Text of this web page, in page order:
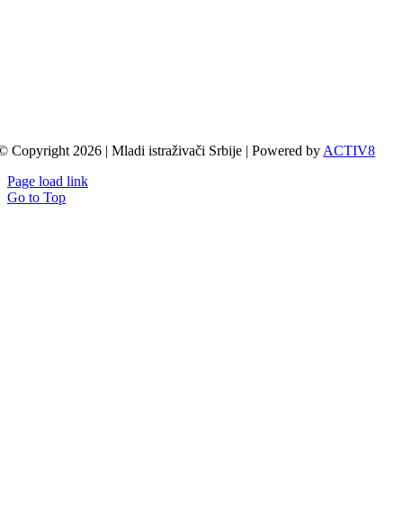
Copyright 2026 | Mladi istraživači Srbije | Powered by ACTIV8
Page load link
Go to Top